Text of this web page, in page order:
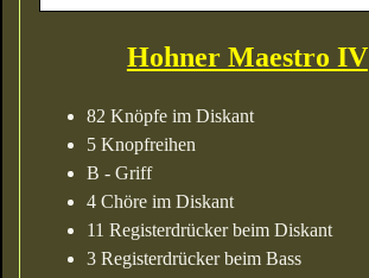
Hohner Maestro IV
82 Knöpfe im Diskant
5 Knopfreihen
B - Griff
4 Chöre im Diskant
11 Registerdrücker beim Diskant
3 Registerdrücker beim Bass